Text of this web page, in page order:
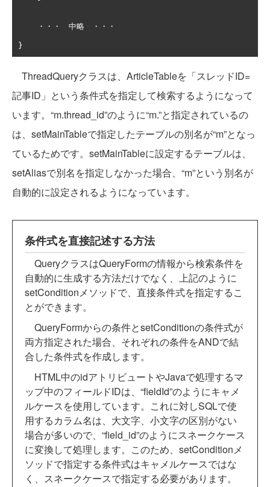
・・・　中略　・・・
}
ThreadQueryクラスは、ArticleTableを「スレッドID=
記事ID」という条件式を指定して検索するようになって
います。“m.thread_id”のように“m.”と指定されているの
は、setMainTableで指定したテーブルの別名が“m”となっ
ているためです。setMainTableに設定するテーブルは、
setAliasで別名を指定しなかった場合、“m”という別名が
自動的に設定されるようになっています。
条件式を直接記述する方法
QueryクラスはQueryFormの情報から検索条件を
自動的に生成する方法だけでなく、上記のように
setConditionメソッドで、直接条件式を指定するこ
とができます。
QueryFormからの条件とsetConditionの条件式が
両方指定された場合、それぞれの条件をANDで結
合した条件式を作成します。
HTML中のidアトリビュートやJavaで処理するマ
ップ中のフィールドIDは、“fieldId”のようにキャメ
ルケースを使用しています。これに対しSQLで使
用するカラム名は、大文字、小文字の区別がない
場合が多いので、“field_id”のようにスネークケース
に変換して処理します。このため、setConditionメ
ソッドで指定する条件式はキャメルケースではな
く、スネークケースで指定する必要があります。